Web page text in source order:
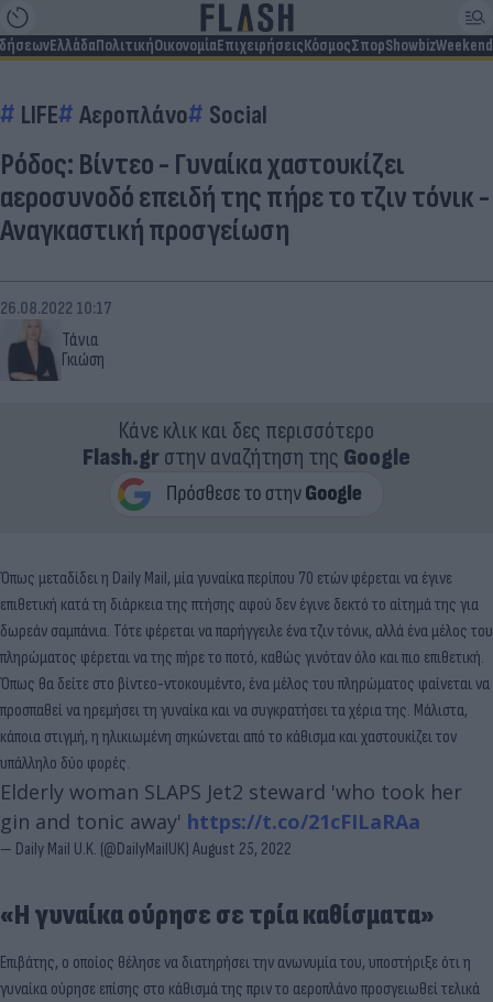
ΕλλάδαΠολιτικήΟικονομίαΕπιχειρήσειςΚόσμοςΣπορShowbizWeekend
LIFE Αεροπλάνο Social
Ρόδος: Βίντεο - Γυναίκα χαστουκίζει
αεροσυνοδό επειδή της πήρε το τζιν τόνικ -
Αναγκαστική προσγείωση
Τάνια
Γκιώση
26.08.2022 10:17
Κάνε κλικ και δες περισσότερο
Flash.grστην αναζήτηση της Google
Όπως μεταδίδει η Daily Mail, μία γυναίκα περίπου 70 ετών φέρεται να έγινε
επιθετική κατά τη διάρκεια της πτήσης αφού δεν έγινε δεκτό το αίτημά της για
δωρεάν σαμπάνια. Τότε φέρεται να παρήγγειλε ένα τζιν τόνικ, αλλά ένα μέλος του
πληρώματος φέρεται να της πήρε το ποτό, καθώς γινόταν όλο και πιο επιθετική.
Όπως θα δείτε στο βίντεο-ντοκουμέντο, ένα μέλος του πληρώματος φαίνεται να
προσπαθεί να ηρεμήσει τη γυναίκα και να συγκρατήσει τα χέρια της. Μάλιστα,
κάποια στιγμή, η ηλικιωμένη σηκώνεται από το κάθισμα και χαστουκίζει τον
υπάλληλο δύο φορές.
Elderly woman SLAPS Jet2 steward 'who took her
gin and tonic away' https://t.co/21cFILaRAa
— Daily Mail U.K. (@DailyMailUK) August 25, 2022
«Η γυναίκα ούρησε σε τρία καθίσματα»
Επιβάτης, ο οποίος θέλησε να διατηρήσει την ανωνυμία του, υποστήριξε ότι η
γυναίκα ούρησε επίσης στο κάθισμά της πριν το αεροπλάνο προσγειωθεί τελικά